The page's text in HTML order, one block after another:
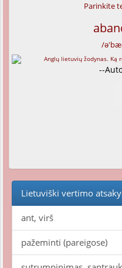
Parinkite
/
--
Lietuviški vertimo
ant, virš
pažeminti (pareigose)